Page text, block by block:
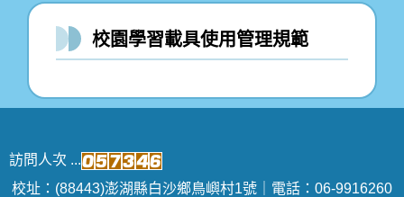
校園學習載具使用管理規範
訪問人次 ...
校址：(88443)澎湖縣白沙鄉鳥嶼村1號｜電話：06-9916260